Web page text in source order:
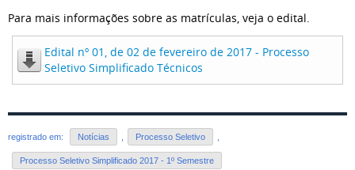
Para mais informações sobre as matrículas, veja o edital.
Edital nº 01, de 02 de fevereiro de 2017 - Processo
Seletivo Simplificado Técnicos
registrado em: Notícias Processo Seletivo
Processo Seletivo Simplificado 2017 - 1º Semestre